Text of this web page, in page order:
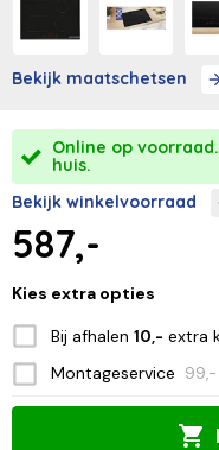
Bekijk maatschetsen
Online op
huis.
Bekijk winkelvoorraad
587,-
Kies extra opties
Bij afhalen 10,- extra
Montageservice 99,-